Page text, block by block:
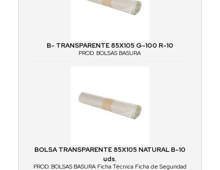
B- TRANSPARENTE 85X105 G-100 R-10
PROD. BOLSAS BASURA
BOLSA TRANSPARENTE 85X105 NATURAL B-10
uds.
PROD. BOLSAS BASURA Ficha Técnica Ficha de Seguridad